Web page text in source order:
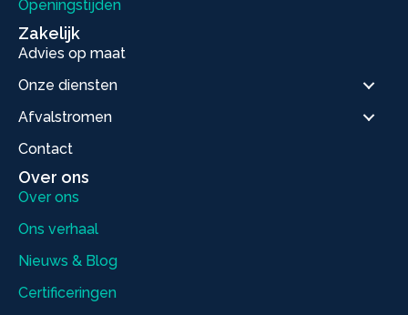
Openingstijden
Zakelijk
Advies op maat
Onze diensten
Afvalstromen
Contact
Over ons
Over ons
Ons verhaal
Nieuws & Blog
Certificeringen